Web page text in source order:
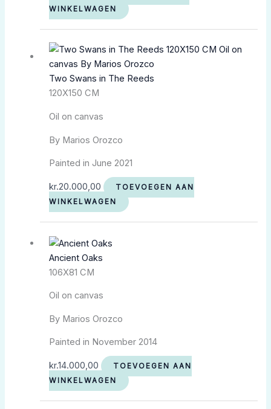
WINKELWAGEN
Two Swans in The Reeds
120X150 CM
Oil on canvas
By Marios Orozco
Painted in June 2021
kr.20.000,00
TOEVOEGEN AAN
WINKELWAGEN
Ancient Oaks
106X81 CM
Oil on canvas
By Marios Orozco
Painted in November 2014
kr.14.000,00
TOEVOEGEN AAN
WINKELWAGEN